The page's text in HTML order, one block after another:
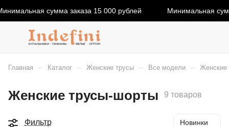
сумма заказа 15 000 рублей Минимальная
Главная – Каталог – Женские трусы – Все модели – Женские
Женские трусы-шорты 9 товаров
Фильтр Новинки